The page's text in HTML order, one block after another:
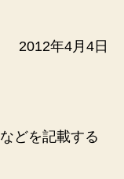
2012年4月4日
どを記載する